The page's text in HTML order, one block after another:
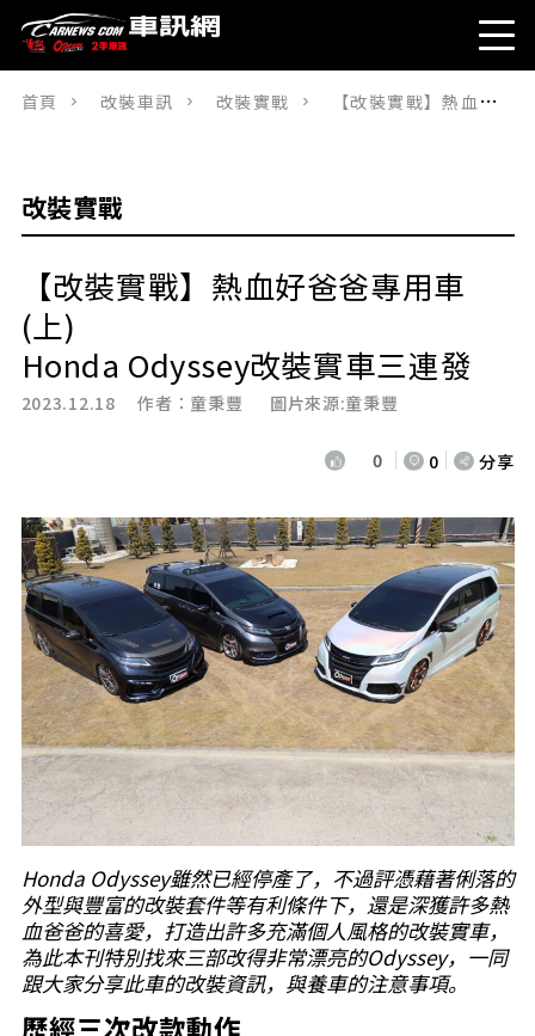
首頁 改裝車訊 改裝實戰 【改裝實戰】熱血好爸爸專用車(上)Honda Odyssey改裝實車三連發
改裝實戰
【改裝實戰】熱血好爸爸專用車
(上)
Honda Odyssey改裝實車三連發
2023.12.18 作者： 童秉豐 圖片來源:童秉豐
0 0 分享
Honda Odyssey雖然已經停產了，不過評憑藉著俐落的
外型與豐富的改裝套件等有利條件下，還是深獲許多熱
血爸爸的喜愛，打造出許多充滿個人風格的改裝實車，
為此本刊特別找來三部改得非常漂亮的Odyssey，一同
跟大家分享此車的改裝資訊，與養車的注意事項。